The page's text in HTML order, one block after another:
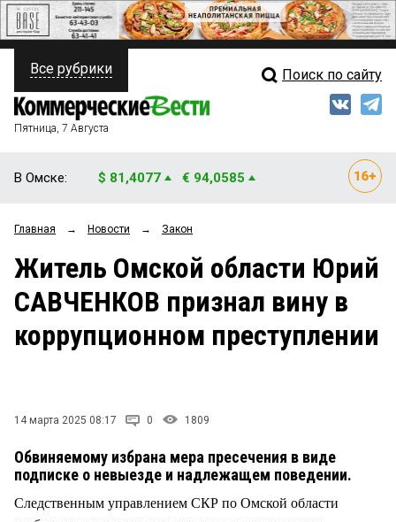
ПОЛИТИКА
ФИНАНСЫ
ОБЩЕСТВО
ЗАКОН
Свежий выпуск
Рейтинги
Блоги
Архив
Все рубрики Поиск по сайту
Пятница, 7 Августа
В Омске: $ 81,4077 € 94,0585
Главная → Новости → Закон
Житель Омской области Юрий
САВЧЕНКОВ признал вину в
коррупционном преступлении
14 марта 2025 08:17 0 1809
Обвиняемому избрана мера пресечения в виде
подписке о невыезде и надлежащем поведении.
Следственным управлением СКР по Омской области